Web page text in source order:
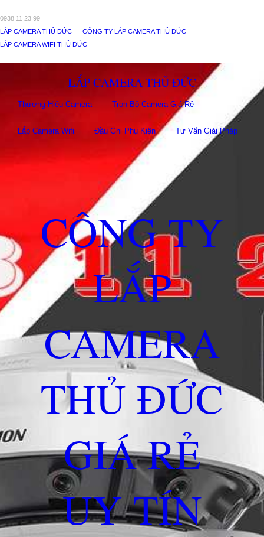
0938 11 23 99
LẮP CAMERA THỦ ĐỨC
CÔNG TY LẮP CAMERA THỦ ĐỨC
LẮP CAMERA WIFI THỦ ĐỨC
LẮP CAMERA THỦ ĐỨC
Thương Hiệu Camera Trọn Bộ Camera Giá Rẻ
Lắp Camera Wifi Đầu Ghi Phụ Kiên Tư Vấn Giải Pháp
CÔNG TY
LẮP
CAMERA
THỦ ĐỨC
GIÁ RẺ
UY TÍN